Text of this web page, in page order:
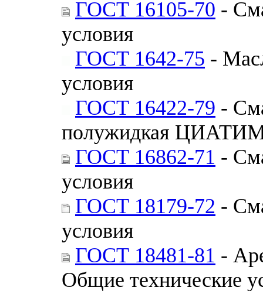
ГОСТ 16105-70 -
условия
ГОСТ 1642-75 -
условия
ГОСТ 16422-79 -
полужидкая
ГОСТ 16862-71 -
условия
ГОСТ 18179-72 -
условия
ГОСТ 18481-81 -
Общие технические